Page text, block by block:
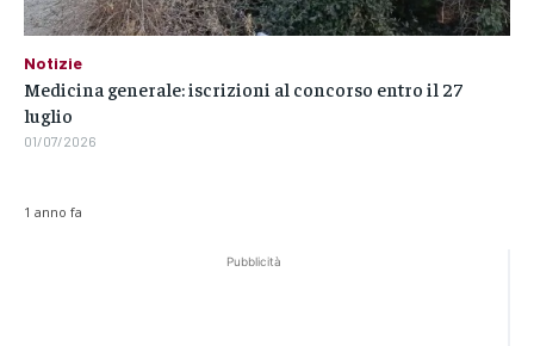
Pubblicità
1 anno fa
Notizie
Medicina generale: iscrizioni al concorso entro il 27
luglio
01/07/2026